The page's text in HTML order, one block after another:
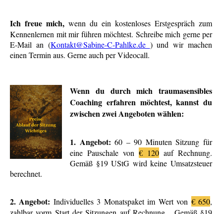
Ich freue mich, wenn du ein kostenloses Erstgespräch zum
Kennenlernen mit mir führen möchtest. Schreibe mich gerne per
E-Mail an (Kontakt@Sabine-C-Pahlke.de ) und wir machen
einen Termin aus. Gerne auch per Videocall.
Wenn du durch mich traumasensibles
Coaching erfahren möchtest, kannst du
zwischen zwei Angeboten wählen:
1. Angebot: 60 – 90 Minuten Sitzung für
eine Pauschale von€ 120 auf Rechnung.
Gemäß §19 UStG wird keine Umsatzsteuer
berechnet.
2. Angebot: Individuelles 3 Monatspaket im Wert von € 650,